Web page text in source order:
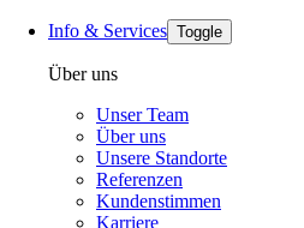
Info & Services Toggle
Über uns
Unser Team
Über uns
Unsere Standorte
Referenzen
Kundenstimmen
Karriere